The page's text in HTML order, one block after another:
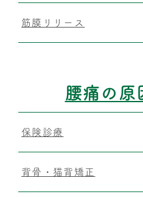
筋膜リリース
腰痛の原
保険診療
背骨・猫背矯正